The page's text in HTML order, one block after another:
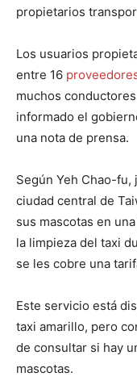
propietarios
Los usuarios
entre 16
muchos
informado el
una nota de prensa.
Según Yeh Chao-
ciudad central de
sus mascotas en
la limpieza del taxi
se les cobre una
Este servicio está
taxi amarillo, pero
de consultar si hay
mascotas.